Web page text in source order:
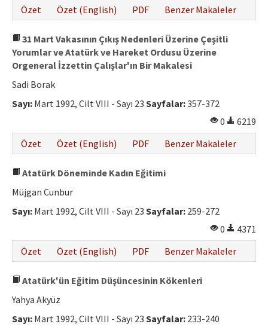
Özet Özet (English) PDF Benzer Makaleler
31 Mart Vakasının Çıkış Nedenleri Üzerine Çeşitli
Yorumlar ve Atatürk ve Hareket Ordusu Üzerine
Orgeneral İzzettin Çalışlar'ın Bir Makalesi
Sadi Borak
Sayı: Mart 1992, Cilt VIII - Sayı 23 Sayfalar:357-372
0
6219
Özet
Özet (English) PDF Benzer Makaleler
Atatürk Döneminde Kadın Eğitimi
Müjgan Cunbur
Sayı: Mart 1992, Cilt VIII - Sayı 23 Sayfalar: 259-272
0
4371
Özet
Özet (English) PDF Benzer Makaleler
Atatürk'ün Eğitim Düşüncesinin Kökenleri
Yahya Akyüz
Sayı: Mart 1992, Cilt VIII - Sayı 23 Sayfalar: 233-240